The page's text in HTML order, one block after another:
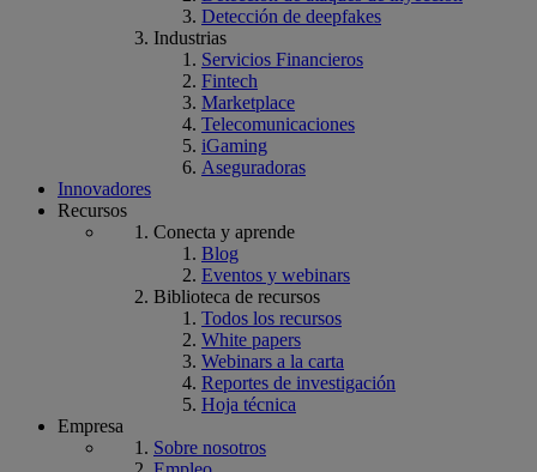
Detección de deepfakes
Industrias
Servicios Financieros
Fintech
Marketplace
Telecomunicaciones
iGaming
Aseguradoras
Innovadores
Recursos
Conecta y aprende
Blog
Eventos y webinars
Biblioteca de recursos
Todos los recursos
White papers
Webinars a la carta
Reportes de investigación
Hoja técnica
Empresa
Sobre nosotros